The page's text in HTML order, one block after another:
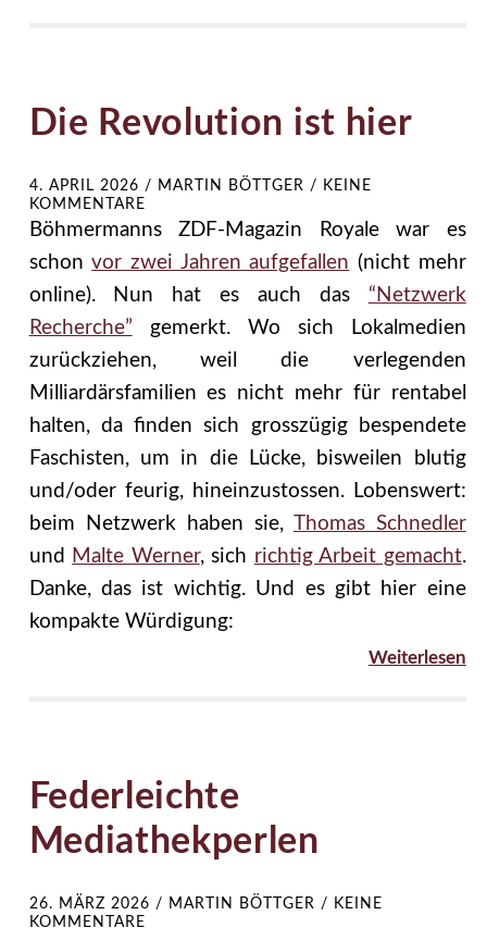
Die Revolution ist hier
4. APRIL 2026 / MARTIN BÖTTGER /
KEINE
KOMMENTARE
Böhmermanns ZDF-Magazin Royale war es
schonvor zwei Jahren aufgefallen (nicht mehr
online). Nun hat es auch das “Netzwerk
Recherche” gemerkt. Wo sich Lokalmedien
zurückziehen, weil die verlegenden
Milliardärsfamilien es nicht mehr für rentabel
halten, da finden sich grosszügig bespendete
Faschisten, um in die Lücke, bisweilen blutig
und/oder feurig, hineinzustossen. Lobenswert:
beim Netzwerk haben sie, Thomas Schnedler
und
Malte Werner, sich richtig Arbeit gemacht.
Danke, das ist wichtig. Und es gibt hier eine
kompakte Würdigung:
Weiterlesen
Federleichte
Mediathekperlen
26. MÄRZ 2026 / MARTIN BÖTTGER /
KEINE
KOMMENTARE